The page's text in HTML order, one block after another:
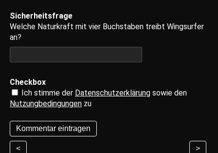
Sicherheitsfrage
Welche Naturkraft mit vier Buchstaben treibt Wingsurfer
an?
Checkbox
Ich stimme der Datenschutzerklärung sowie den
Nutzungbedingungen zu
< >